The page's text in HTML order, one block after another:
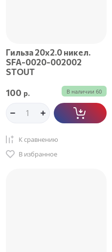
Гильза 20x2.0 никел.
SFA-0020-002002
STOUT
В наличии 60
100 р.
К сравнению
В избранное